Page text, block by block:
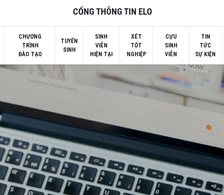
CHƯƠNG
TRÌNH
ĐÀO TẠO
TUYỂN
SINH
SINH
VIÊN
HIỆN TẠI
XÉT
TỐT
NGHIỆP
CỰU
SINH
VIÊN
TIN
TỨC
SỰ KIỆN
CỔNG THÔNG TIN ELO